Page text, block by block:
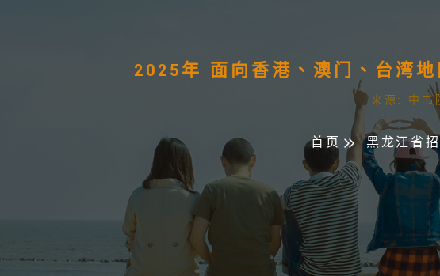
2025年 面向香港、澳门、台湾
来源: 中书
首页 黑龙江省